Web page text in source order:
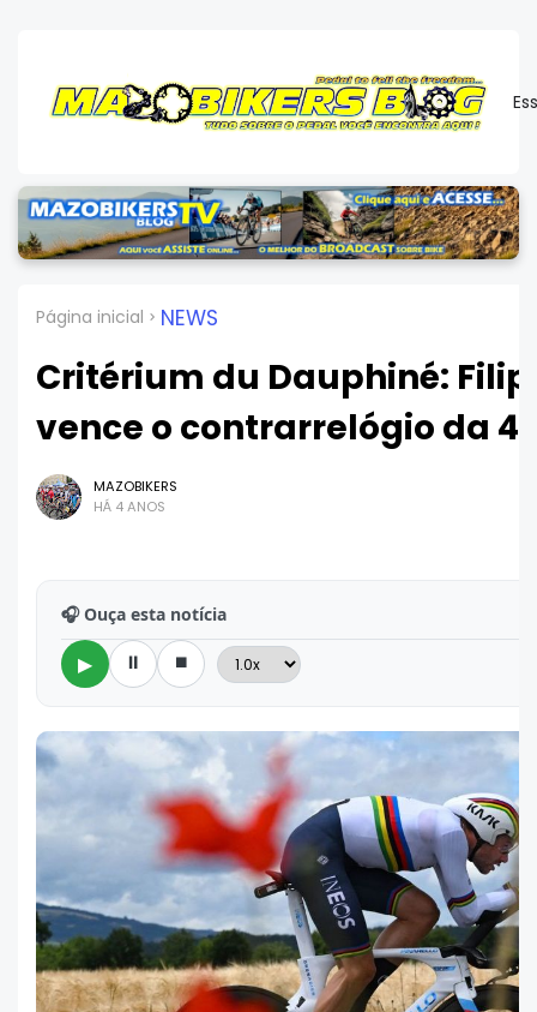
Página inicial NEWS
Critérium du Dauphiné:
vence o contrarrelógio da
MAZOBIKERS
HÁ 4 ANOS
🎧 Ouça esta notícia
▶ ⏸ ⏹